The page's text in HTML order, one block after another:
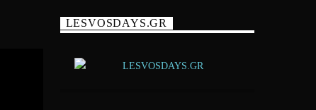
LESVOSDAYS.GR